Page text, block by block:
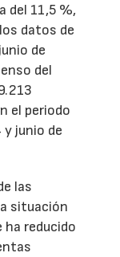
del 11,5 %,
datos de
de
del
el periodo
junio de
las
situación
reducido